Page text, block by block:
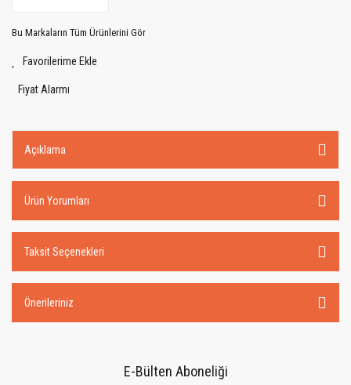
Bu Markaların Tüm Ürünlerini Gör
Fiyat Alarmı
Açıklama
Ürün Yorumları
Taksit Seçenekleri
Önerileriniz
E-Bülten Aboneliği